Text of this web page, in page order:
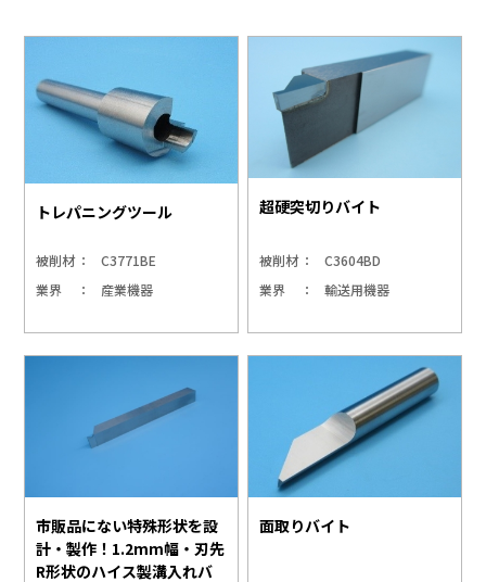
トレパニングツール
被削材
C3771BE
業界
産業機器
超硬突切りバイト
被削材
C3604BD
業界
輸送用機器
市販品にない特殊形状を設
計・製作！1.2mm幅・刃先
R形状のハイス製溝入れバ
面取りバイト